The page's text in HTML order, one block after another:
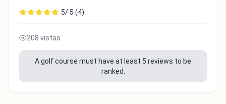
5/ 5 (4)
208 vistas
A golf course must have at least 5 reviews to be
ranked.